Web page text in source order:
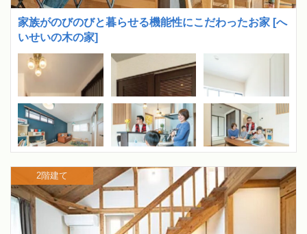
家族がのびのびと暮らせる機能性にこだわったお家 [へ
いせいの木の家]
2階建て